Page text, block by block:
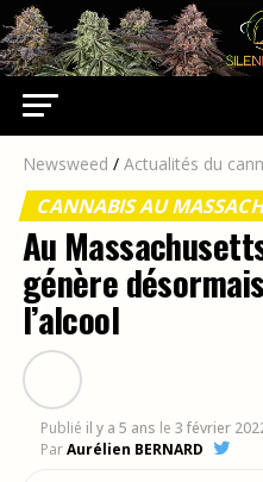
Newsweed / Actualités du
CANNABIS AU
Au
génère
l’alcool
Publié il y a 5 ans le 3 février
ParAurélien BERNARD